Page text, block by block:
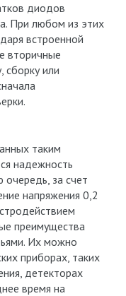
диодов
При любом из этих
встроенной
вторичные
сборку или
таким
надежность
очередь, за счет
напряжения 0,2
преимущества
Их можно
приборах, таких
детекторах
время на